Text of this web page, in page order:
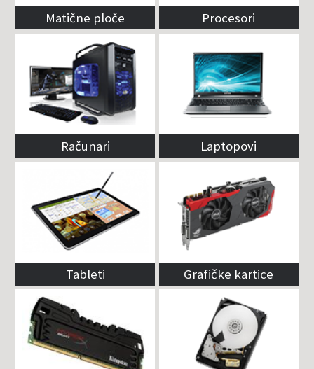
Matične ploče Procesori
Računari Laptopovi
Tableti Grafičke kartice